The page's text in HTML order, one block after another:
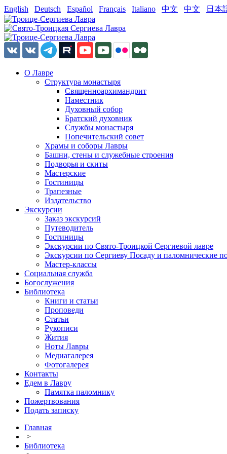
English Deutsch Español Français Italiano 中文 中文 日本
О Лавре
Структура монастыря
Священноархимандрит
Наместник
Духовный собор
Братский духовник
Службы монастыря
Попечительский совет
Храмы и соборы Лавры
Башни, стены и служебные строения
Подворья и скиты
Мастерские
Гостиницы
Трапезные
Издательство
Экскурсии
Заказ экскурсий
Путеводитель
Гостиницы
Экскурсии по Свято-Троицкой Сергиевой лавре
Экскурсии по Сергиеву Посаду и паломнические
Мастер-классы
Социальная служба
Богослужения
Библиотека
Книги и статьи
Проповеди
Статьи
Рукописи
Жития
Ноты Лавры
Медиагалерея
Фотогалерея
Контакты
Едем в Лавру
Памятка паломнику
Пожертвования
Подать записку
Главная
>
Библиотека